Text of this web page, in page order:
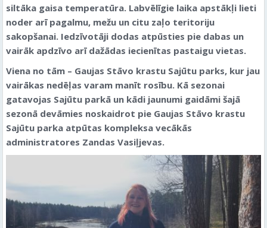
siltāka gaisa temperatūra. Labvēlīgie laika apstākļi lieti
noder arī pagalmu, mežu un citu zaļo teritoriju
sakopšanai. Iedzīvotāji dodas atpūsties pie dabas un
vairāk apdzīvo arī dažādas iecienītas pastaigu vietas.
Viena no tām – Gaujas Stāvo krastu Sajūtu parks, kur jau
vairākas nedēļas varam manīt rosību. Kā sezonai
gatavojas Sajūtu parkā un kādi jaunumi gaidāmi šajā
sezonā devāmies noskaidrot pie Gaujas Stāvo krastu
Sajūtu parka atpūtas kompleksa vecākās
administratores Zandas Vasiļjevas.